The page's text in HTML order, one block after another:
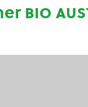
bio